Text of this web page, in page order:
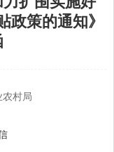
政策的通知》
农村局